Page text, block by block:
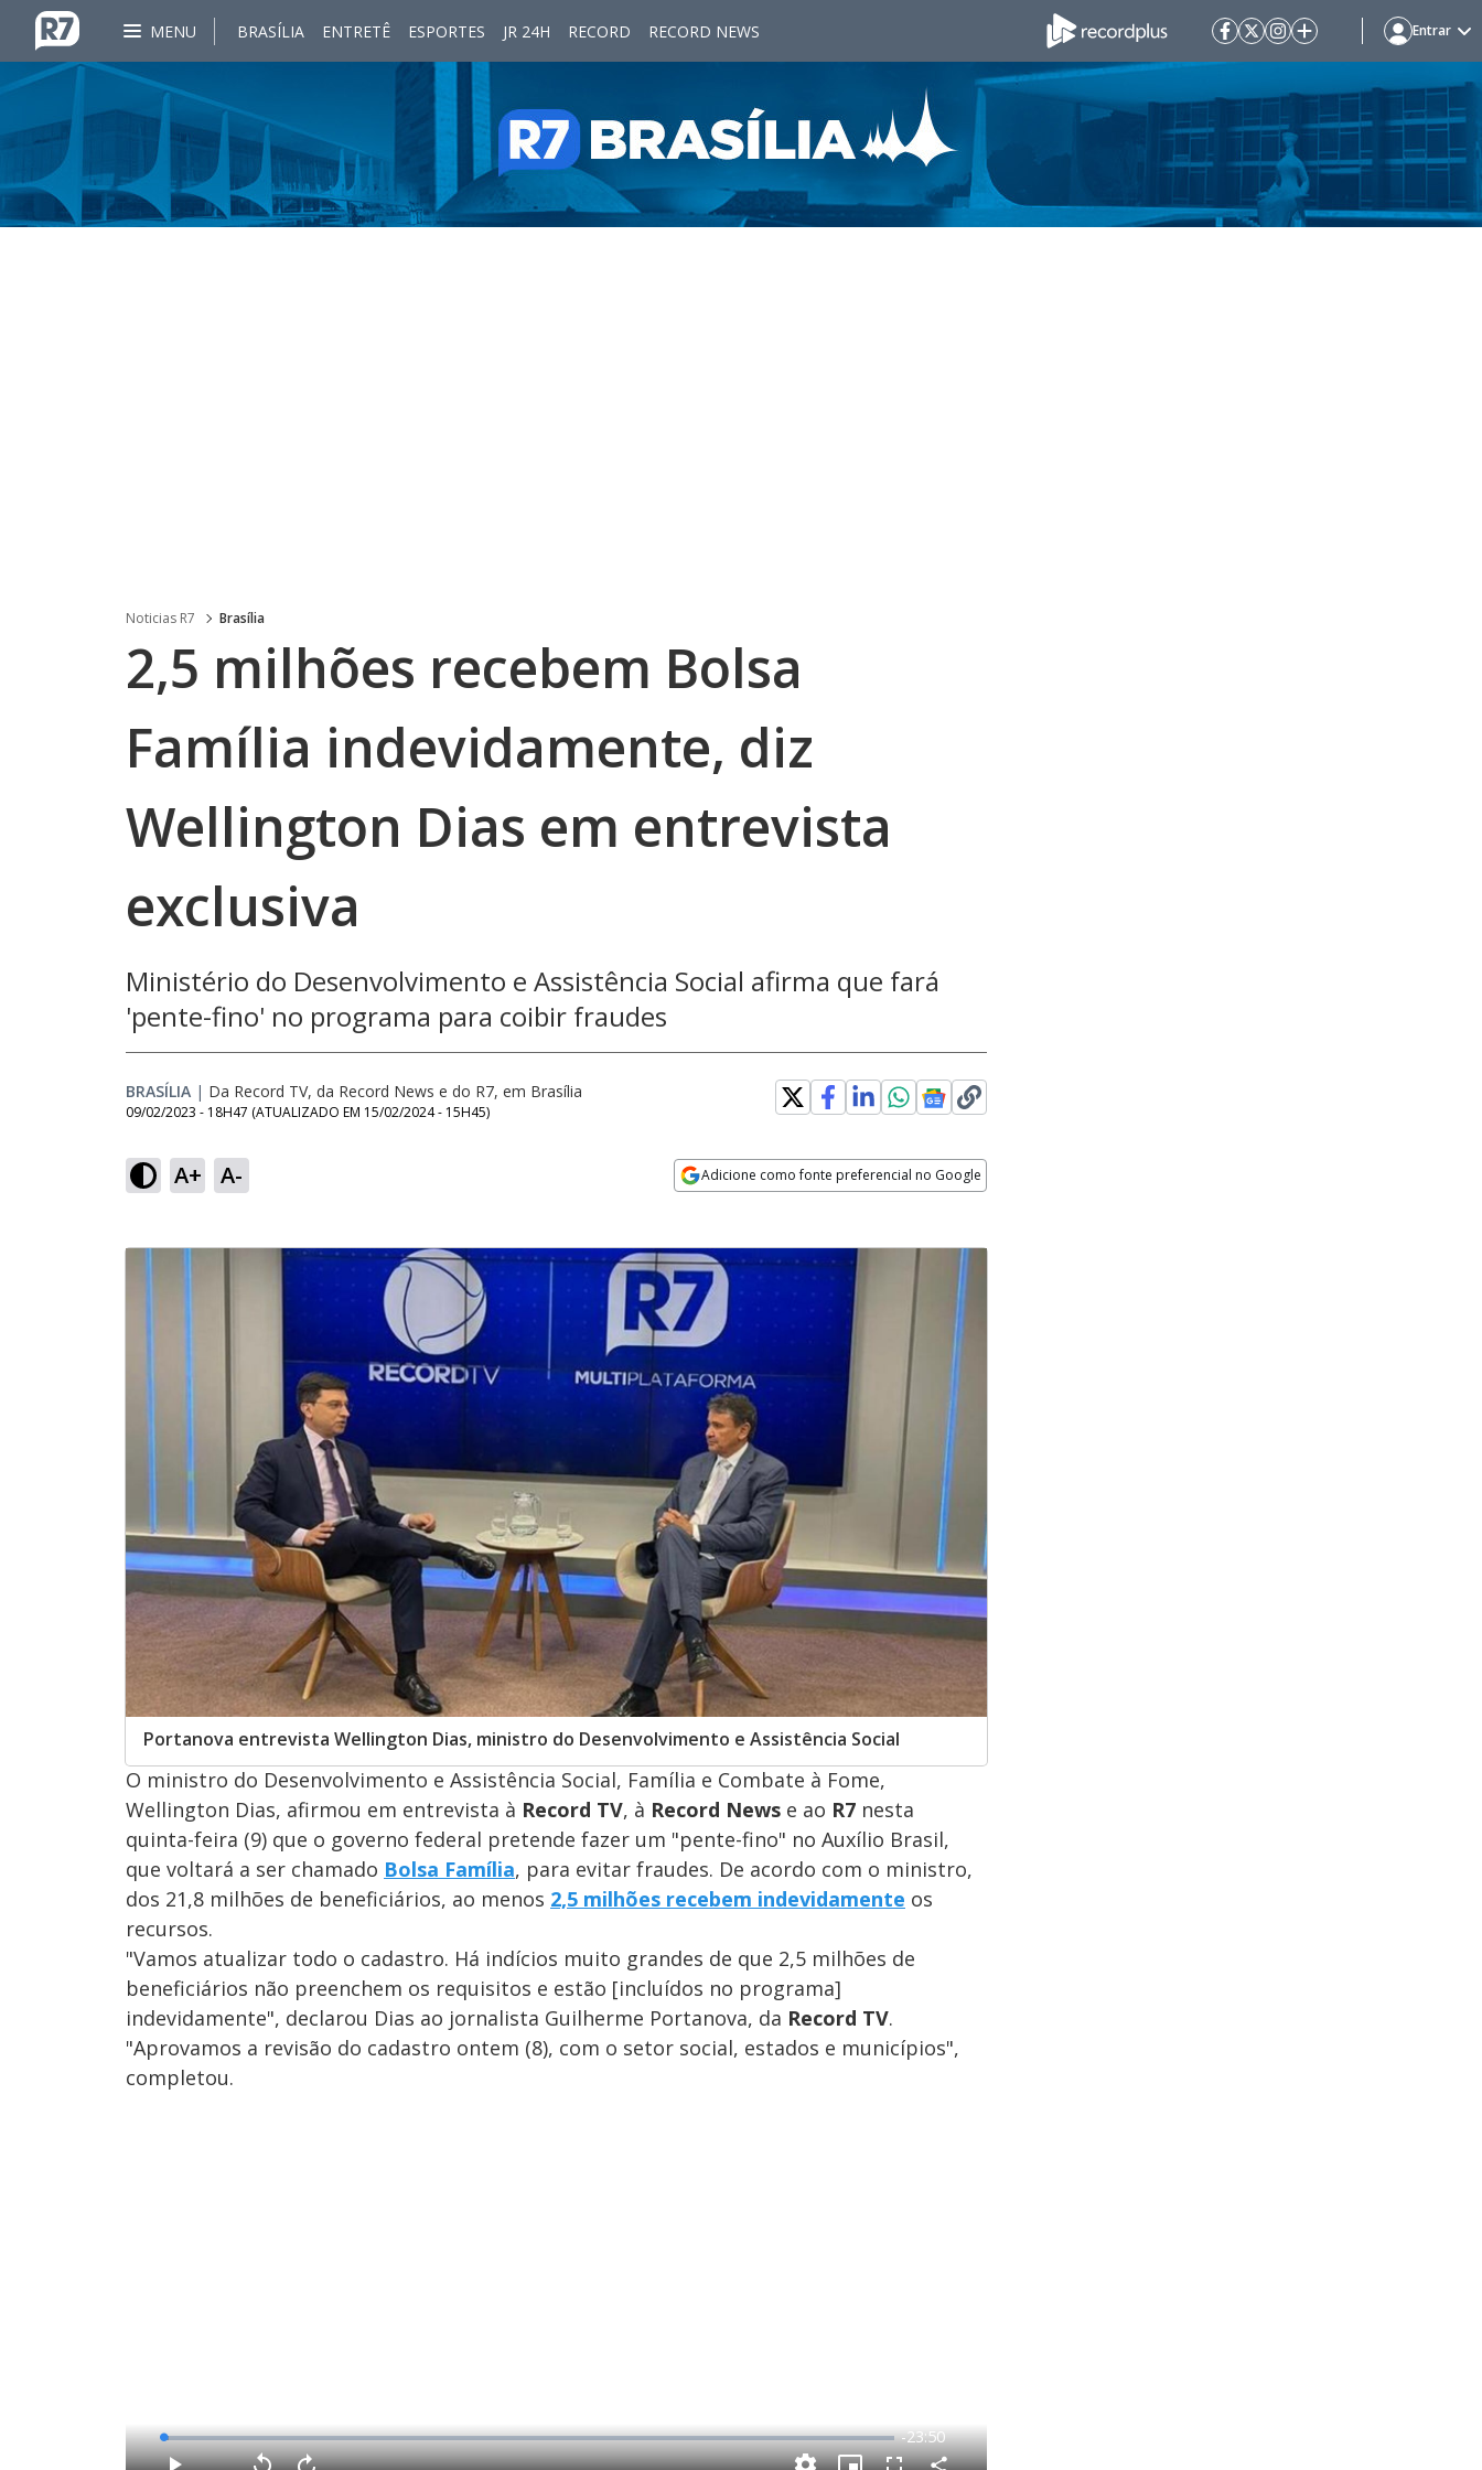
MENU BRASÍLIA ENTRETÊ ESPORTES JR 24H RECORD RECORD NEWS Entrar
Noticias R7 Brasília
2,5 milhões recebem Bolsa
Família indevidamente, diz
Wellington Dias em entrevista
exclusiva
Ministério do Desenvolvimento e Assistência Social afirma que fará
'pente-fino' no programa para coibir fraudes
BRASÍLIA | Da Record TV, da Record News e do R7, em Brasília
09/02/2023 - 18H47 (ATUALIZADO EM 15/02/2024 - 15H45)
A+ A- Adicione como fonte preferencial no Google
Portanova entrevista Wellington Dias, ministro do Desenvolvimento e Assistência Social
O ministro do Desenvolvimento e Assistência Social, Família e Combate à Fome,
Wellington Dias, afirmou em entrevista à Record TV, à Record News e ao R7 nesta
quinta-feira (9) que o governo federal pretende fazer um "pente-fino" no Auxílio Brasil,
que voltará a ser chamado Bolsa Família, para evitar fraudes. De acordo com o ministro,
dos 21,8 milhões de beneficiários, ao menos 2,5 milhões recebem indevidamente os
recursos.
"Vamos atualizar todo o cadastro. Há indícios muito grandes de que 2,5 milhões de
beneficiários não preenchem os requisitos e estão [incluídos no programa]
indevidamente", declarou Dias ao jornalista Guilherme Portanova, da Record TV.
"Aprovamos a revisão do cadastro ontem (8), com o setor social, estados e municípios",
completou.
L
o
a
R
e
-23:50